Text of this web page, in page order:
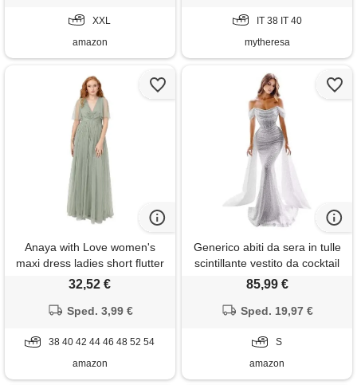
XXL
amazon
IT 38 IT 40
mytheresa
Anaya with Love women's
maxi dress ladies short flutter
sleeve v-neck twist front
wedding guest prom vestito,
32,52 €
Sped. 3,99 €
38 40 42 44 46 48 52 54
amazon
Generico abiti da sera in tulle
scintillante vestito da cocktail
lungo a sirena fuori spalla
con treno staccabile senza
85,99 €
Sped. 19,97 €
S
amazon